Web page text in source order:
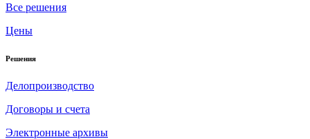
Все решения
Цены
Решения
Делопроизводство
Договоры и счета
Электронные архивы